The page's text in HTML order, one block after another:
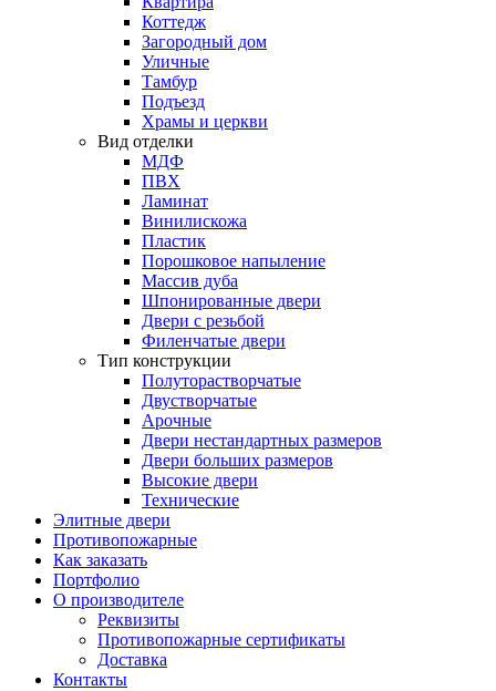
Коттедж
Загородный дом
Уличные
Тамбур
Подъезд
Храмы и церкви
Вид отделки
МДФ
ПВХ
Ламинат
Винилискожа
Пластик
Порошковое напыление
Массив дуба
Шпонированные двери
Двери с резьбой
Филенчатые двери
Тип конструкции
Полуторастворчатые
Двустворчатые
Арочные
Двери нестандартных размеров
Двери больших размеров
Высокие двери
Технические
Элитные двери
Противопожарные
Как заказать
Портфолио
О производителе
Реквизиты
Противопожарные сертификаты
Доставка
Контакты